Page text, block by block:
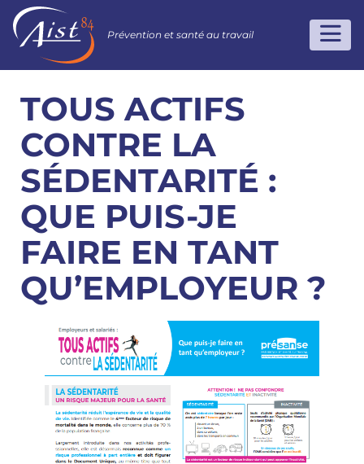
Prévention et santé au travail
TOUS ACTIFS
CONTRE LA
SÉDENTARITÉ :
QUE PUIS-JE
FAIRE EN TANT
QU’EMPLOYEUR ?